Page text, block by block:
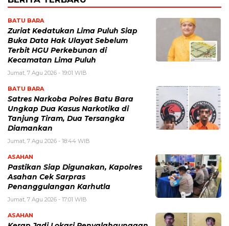
BATU BARA
Zuriat Kedatukan Lima Puluh Siap
Buka Data Hak Ulayat Sebelum
Terbit HGU Perkebunan di
Kecamatan Lima Puluh
Jumat, 7 Agu 2026 - 19:01 WIB
BATU BARA
Satres Narkoba Polres Batu Bara
Ungkap Dua Kasus Narkotika di
Tanjung Tiram, Dua Tersangka
Diamankan
Jumat, 7 Agu 2026 - 18:44 WIB
ASAHAN
Pastikan Siap Digunakan, Kapolres
Asahan Cek Sarpras
Penanggulangan Karhutla
Jumat, 7 Agu 2026 - 17:01 WIB
ASAHAN